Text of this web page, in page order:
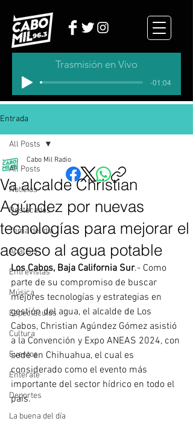
Trasmisión en Vivo
-01:04
Entrada
All Posts
Noticias
Destacados
Tema del dia
Analisis
Entrevistas
Música
Espectáculos
Cultura
Eventos
Entérate
Deportes
La buena del día
All Posts
Va alcalde Christian
Agúndez por nuevas
tecnologías para mejorar el
acceso al agua potable
Cabo Mil Radio
Los Cabos, Baja California Sur.- Como
parte de su compromiso de buscar
mejores tecnologías y estrategias en
gestión del agua, el alcalde de Los
Cabos, Christian Agúndez Gómez asistió
a la Convención y Expo ANEAS 2024, con
sede en Chihuahua, el cual es
considerado como el evento más
importante del sector hídrico en todo el
país.